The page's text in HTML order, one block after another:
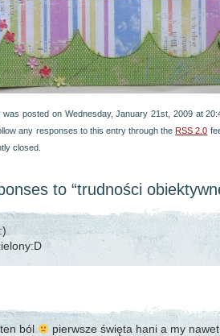
was posted on Wednesday, January 21st, 2009 at
any responses to this entry through the RSS 2.0
closed.
to “trudności
ból
pierwsze święta hani a my